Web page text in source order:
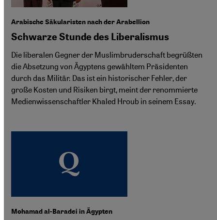
Arabische Säkularisten nach der Arabellion
Schwarze Stunde des Liberalismus
Die liberalen Gegner der Muslimbruderschaft begrüßten
die Absetzung von Ägyptens gewähltem Präsidenten
durch das Militär. Das ist ein historischer Fehler, der
große Kosten und Risiken birgt, meint der renommierte
Medienwissenschaftler Khaled Hroub in seinem Essay.
Mohamad al-Baradei in Ägypten